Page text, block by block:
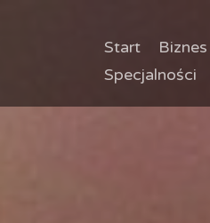
Start Biznes
Specjalności